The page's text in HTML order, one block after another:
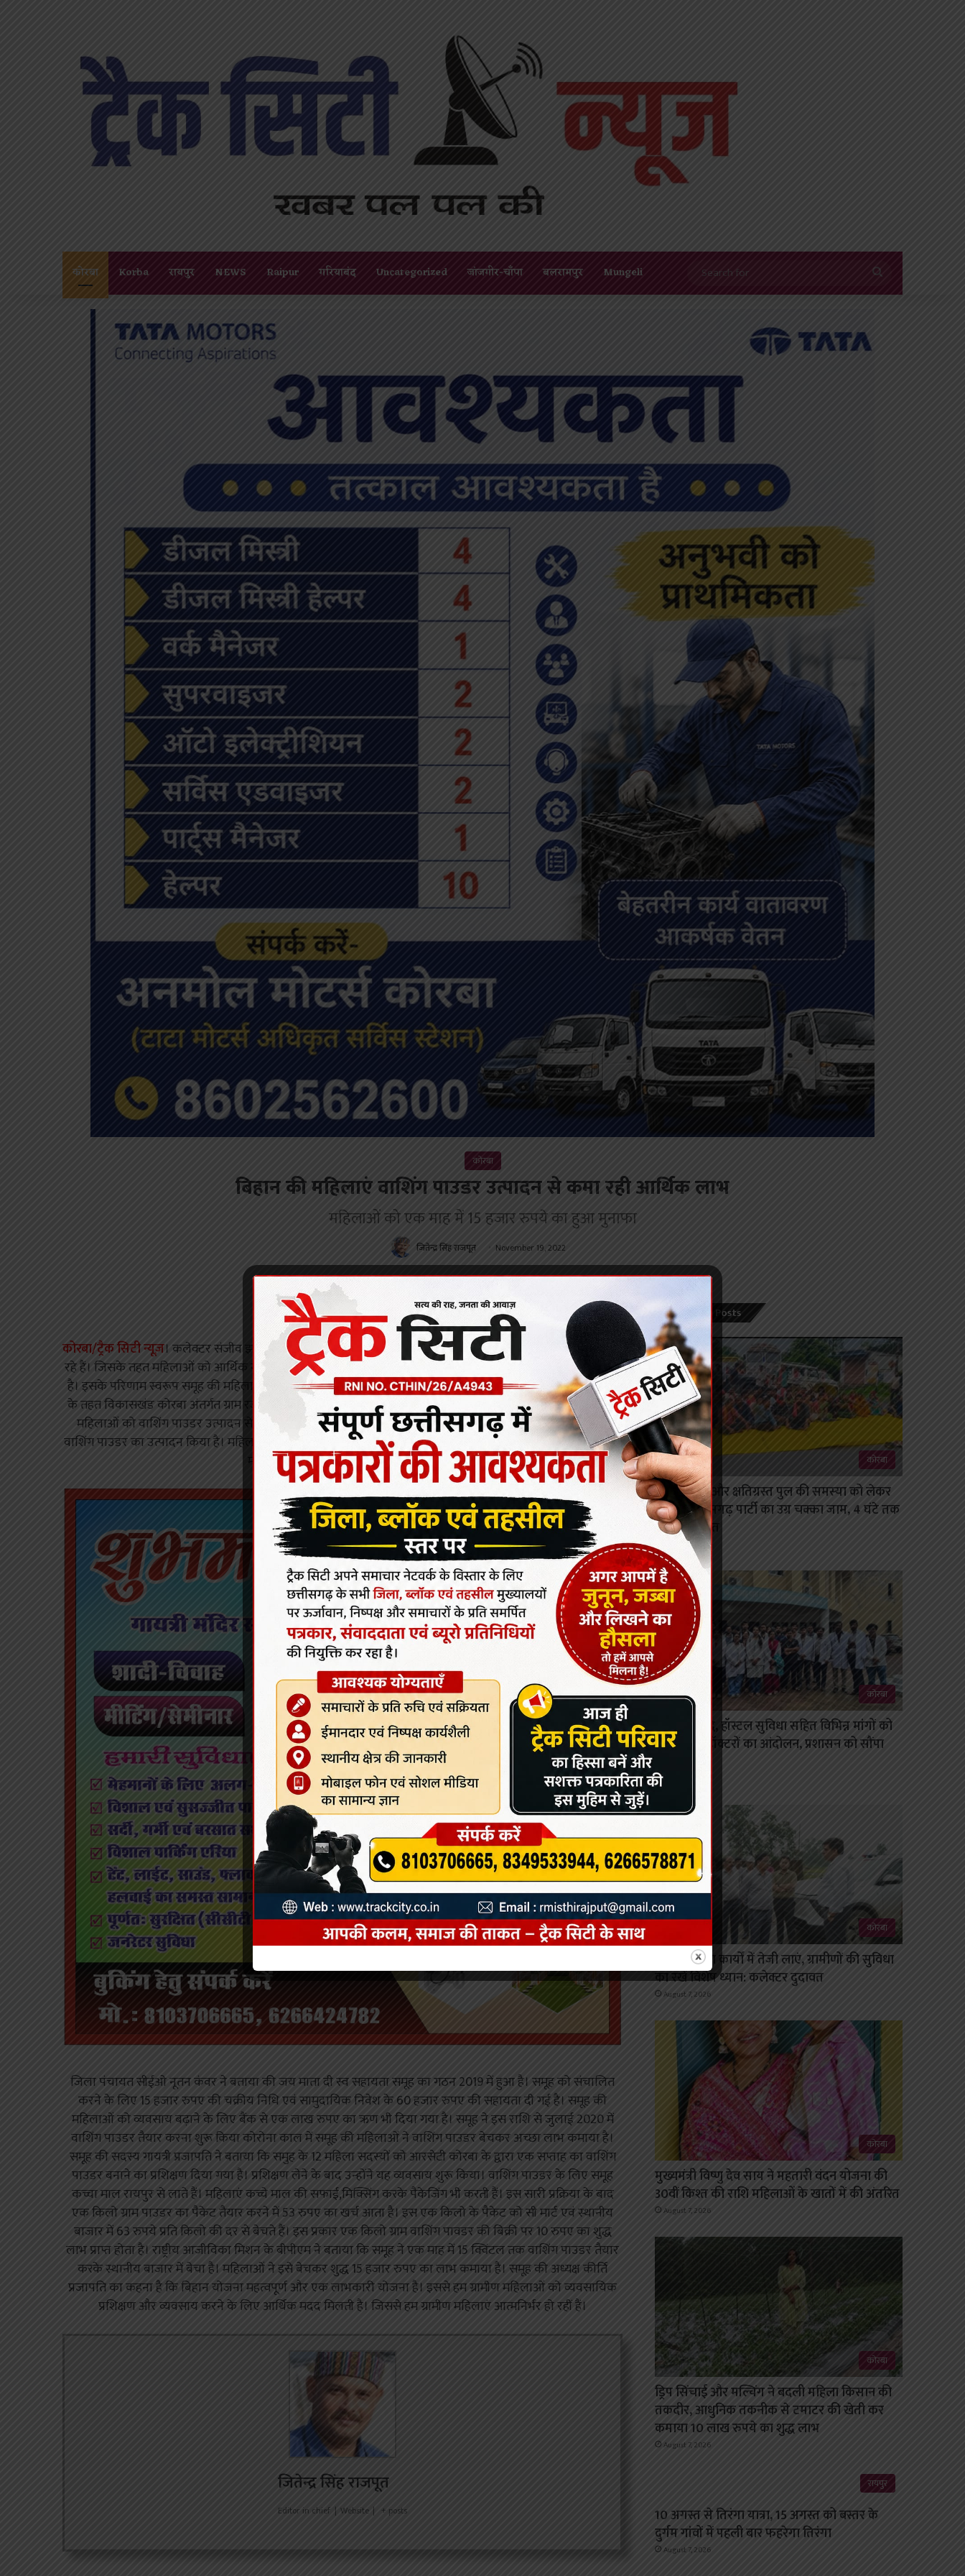
कोरबा Korba रायपुर NEWS Raipur गरियाबंद Uncategorized जांजगीर-चाँपा बलरामपुर Mungeli
for
कोरबा
बिहान की महिलाएं वाशिंग पाउडर उत्पादन से कमा रही आर्थिक लाभ
महिलाओं को एक माह में 15 हजार रुपये का हुआ मुनाफा
जितेन्द्र सिंह राजपूत November 19, 2022
कोरबा/ट्रैक सिटी न्यूज़। कलेक्टर संजीव झा द्वारा जिले में बिहान की महिलाओं के आजीविका संवर्धन हेतु विशेष प्रयास किए जा
रहे हैं। जिसके तहत महिलाओं को आर्थिक गतिविधि के लिए समुचित प्रशिक्षण और व्यवसाय हेतु आर्थिक सहायता भी दी जा रही
है। इसके परिणाम स्वरूप समूह की महिलाएं आर्थिक सफ़लता अर्जित कर रही है। इसी कड़ी में राष्ट्रीय आजीविका मिशन बिहान
के तहत विकासखंड कोरबा अंतर्गत ग्राम रजगामार की जय माता दी स्व सहायता समूह की महिलाएं वाशिंग पाउडर बना रही हैं।
महिलाओं को वाशिंग पाउडर उत्पादन से अतिरिक्त आमदनी मिल रही है। समूह की महिलाओं ने एक माह में 15 क्विंटल तक
वाशिंग पाउडर का उत्पादन किया है। महिलाओं ने इसे बाजार में बेचकर 15 हजार रुपए का शुद्ध लाभ कमाया है। इससे समूह की
महिलाओं का आजीविका संवर्धन हो रहा है।
जिला पंचायत सीईओ नूतन कंवर ने बताया की जय माता दी स्व सहायता समूह का गठन 2019 में हुआ है। समूह को संचालित
करने के लिए 15 हजार रुपए की चक्रीय निधि एवं सामुदायिक निवेश के 60 हजार रुपए की सहायता दी गई है। समूह की
महिलाओं को व्यवसाय बढ़ाने के लिए बैंक से एक लाख रुपए का ऋण भी दिया गया है। समूह ने इस राशि से जुलाई 2020 में
वाशिंग पाउडर तैयार करना शुरू किया कोरोना काल में समूह की महिलाओं ने वाशिंग पाउडर बेचकर अच्छा लाभ कमाया है।
समूह की सदस्य गायत्री प्रजापति ने बताया कि समुह के 12 महिला सदस्यों को आरसेटी कोरबा के द्वारा एक सप्ताह का वाशिंग
पाउडर बनाने का प्रशिक्षण दिया गया है। प्रशिक्षण लेने के बाद उन्होंने यह व्यवसाय शुरू किया। वाशिंग पाउडर के लिए समूह
कच्चा माल रायपुर से लाते हैं। महिलाएं कच्चे माल की सफाई,मिक्सिंग करके पैकेजिंग भी करती हैं। इस सारी प्रक्रिया के बाद
एक किलो ग्राम पाउडर का पैकेट तैयार करने में 53 रुपए का खर्च आता है। इस एक किलो के पैकेट को सी मार्ट एवं स्थानीय
बाजार में 63 रुपये प्रति किलो की दर से बेचते हैं। इस प्रकार एक किलो ग्राम वाशिंग पावडर की बिक्री पर 10 रुपए का शुद्ध
लाभ प्राप्त होता है। राष्ट्रीय आजीविका मिशन के बीपीएम ने बताया कि समूह ने एक माह में 15 क्विंटल तक वाशिंग पाउडर तैयार
करके स्थानीय बाजार में बेचा है। महिलाओं ने इसे बेचकर शुद्ध 15 हजार रुपए का लाभ कमाया है। समूह की अध्यक्ष कीर्ति
प्रजापति का कहना है कि बिहान योजना महत्वपूर्ण और एक लाभकारी योजना है। इससे हम ग्रामीण महिलाओं को व्यवसायिक
प्रशिक्षण और व्यवसाय करने के लिए आर्थिक मदद मिलती है। जिससे हम ग्रामीण महिलाएं आत्मनिर्भर हो रहीं हैं।
जितेन्द्र सिंह राजपूत
Editor in chief | Website | + posts
Recent Posts
कोरबा
जर्जर सड़क और क्षतिग्रस्त पुल की समस्या को लेकर
जोहार छत्तीसगढ़ पार्टी का उग्र चक्का जाम, 4 घंटे तक
थमा यातायात
August 7, 2026
कोरबा
स्टाइपेंड वृद्धि, हॉस्टल सुविधा सहित विभिन्न मांगों को
लेकर इंटर्न डॉक्टरों का आंदोलन, प्रशासन को सौंपा
कोरबा
सड़क निर्माण कार्यों में तेजी लाएं, ग्रामीणों की सुविधा
का रखें विशेष ध्यान: कलेक्टर दुदावत
August 7, 2026
कोरबा
मुख्यमंत्री विष्णु देव साय ने महतारी वंदन योजना की
30वीं किश्त की राशि महिलाओं के खातों में की अंतरित
August 7, 2026
कोरबा
ड्रिप सिंचाई और मल्चिंग ने बदली महिला किसान की
तकदीर, आधुनिक तकनीक से टमाटर की खेती कर
कमाया 10 लाख रुपये का शुद्ध लाभ
August 7, 2026
रायपुर
10 अगस्त से तिरंगा यात्रा, 15 अगस्त को बस्तर के
दुर्गम गांवों में पहली बार फहरेगा तिरंगा
August 7, 2026